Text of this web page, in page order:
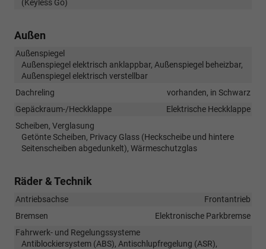
(Keyless Go)
Außen
Außenspiegel
Außenspiegel elektrisch anklappbar, Außenspiegel beheizbar,
Außenspiegel elektrisch verstellbar
Dachreling
vorhanden, in Schwarz
Gepäckraum-/Heckklappe
Elektrische Heckklappe
Scheiben, Verglasung
Getönte Scheiben, Privacy Glass (Heckscheibe und hintere
Seitenscheiben abgedunkelt), Wärmeschutzglas
Räder & Technik
Antriebsachse
Frontantrieb
Bremsen
Elektronische Parkbremse
Fahrwerk- und Regelungssysteme
Antiblockiersystem (ABS), Antischlupfregelung (ASR),